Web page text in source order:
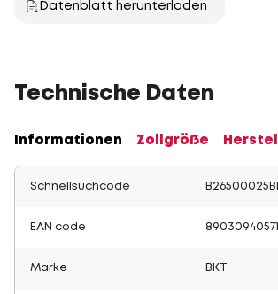
Datenblatt herunterladen
Technische Daten
Informationen Zollgröße
Schnellsuchcode
EAN code
Marke BKT